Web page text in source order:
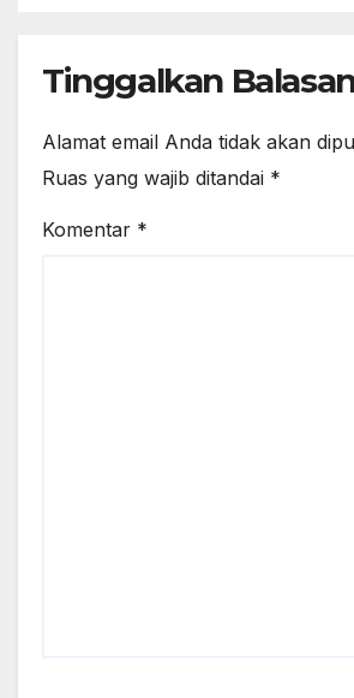
Tinggalkan
Alamat email Anda tidak akan
Ruas yang wajib ditandai *
Komentar *